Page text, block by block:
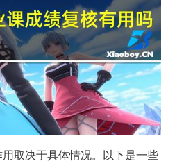
取决于具体情况。以下是一些